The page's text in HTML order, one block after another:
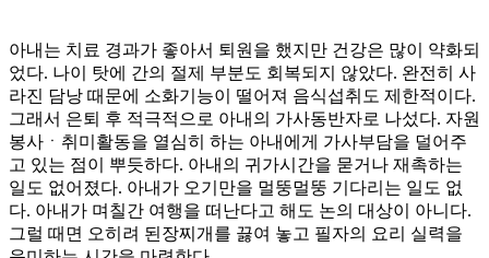
아내는 치료 경과가 좋아서 퇴원을 했지만 건강은 많이 약화되
었다. 나이 탓에 간의 절제 부분도 회복되지 않았다. 완전히 사
라진 담낭 때문에 소화기능이 떨어져 음식섭취도 제한적이다.
그래서 은퇴 후 적극적으로 아내의 가사동반자로 나섰다. 자원
봉사ㆍ취미활동을 열심히 하는 아내에게 가사부담을 덜어주
고 있는 점이 뿌듯하다. 아내의 귀가시간을 묻거나 재촉하는
일도 없어졌다. 아내가 오기만을 멀뚱멀뚱 기다리는 일도 없
다. 아내가 며칠간 여행을 떠난다고 해도 논의 대상이 아니다.
그럴 때면 오히려 된장찌개를 끓여 놓고 필자의 요리 실력을